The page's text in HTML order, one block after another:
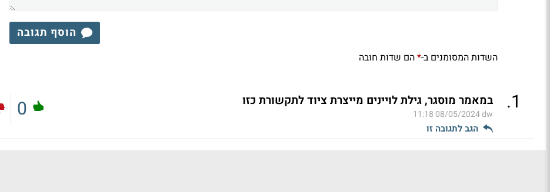
הוסף תגובה
השדות המסומנים ב-*הם שדות חובה
1
. במאמר מוסגר, גילת לויינים מייצרת ציוד לתקשורת כזו
dw
08/05/2024 11:18
הגב לתגובה זו
0